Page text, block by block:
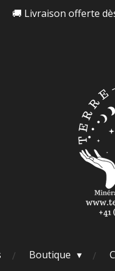
🚚 Livraison offerte
Boutique